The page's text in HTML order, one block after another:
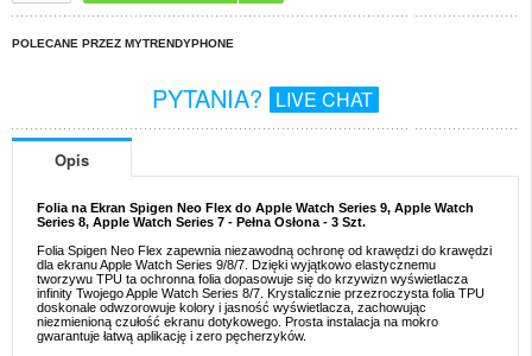
POLECANE PRZEZ MYTRENDYPHONE
PYTANIA? LIVE CHAT
Opis
Folia na Ekran Spigen Neo Flex do Apple Watch Series 9, Apple Watch
Series 8, Apple Watch Series 7 - Pełna Osłona - 3 Szt.
Folia Spigen Neo Flex zapewnia niezawodną ochronę od krawędzi do krawędzi
dla ekranu Apple Watch Series 9/8/7. Dzięki wyjątkowo elastycznemu
tworzywu TPU ta ochronna folia dopasowuje się do krzywizn wyświetlacza
infinity Twojego Apple Watch Series 8/7. Krystalicznie przezroczysta folia TPU
doskonale odwzorowuje kolory i jasność wyświetlacza, zachowując
niezmienioną czułość ekranu dotykowego. Prosta instalacja na mokro
gwarantuje łatwą aplikację i zero pęcherzyków.